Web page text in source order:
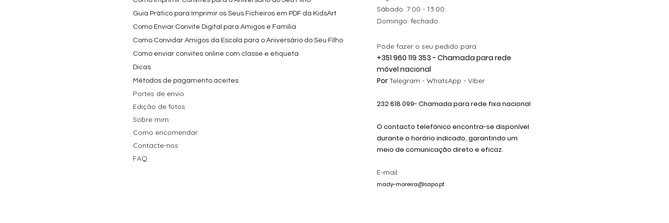
Guia Prático para Imprimir os Seus Ficheiros em PDF da KidsArt
Como Enviar Convite Digital para Amigos e Família
Como Convidar Amigos da Escola para o Aniversário do Seu Filho
Como enviar convites online com classe e etiqueta
Dicas
Métodos de pagamento aceites
Portes de envio
Edição de fotos
Sobre mim
Como encomendar
Contacte-nos
FAQ
​​Sábado: 7:00 - 13:00
​Domingo: fechado
Pode fazer o seu pedido para:
+351 960 119 353 - Chamada para rede
móvel nacional
PorTelegram - WhatsApp - Viber
232 618 099- Chamada para rede fixa nacional
O contacto telefónico encontra-se disponível
durante o horário indicado, garantindo um
meio de comunicação direto e eficaz.
E-mail:
mady-moreira@sapo.pt